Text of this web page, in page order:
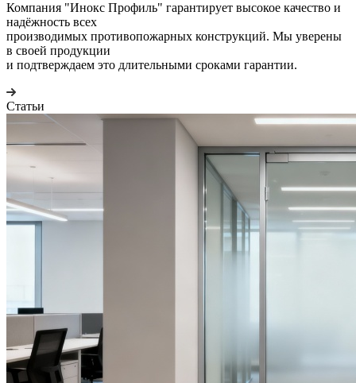
Компания "Инокс Профиль" гарантирует высокое качество и
надёжность всех
производимых противопожарных конструкций. Мы уверены
в своей продукции
и подтверждаем это длительными сроками гарантии.
Статьи